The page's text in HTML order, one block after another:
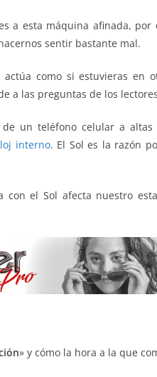
a esta máquina afinada,
sentir bastante mal.
actúa como si estuvieras en
a las preguntas de los
un teléfono celular a
interno. El Sol es la razón
con el Sol afecta nuestro
» y cómo la hora a la que